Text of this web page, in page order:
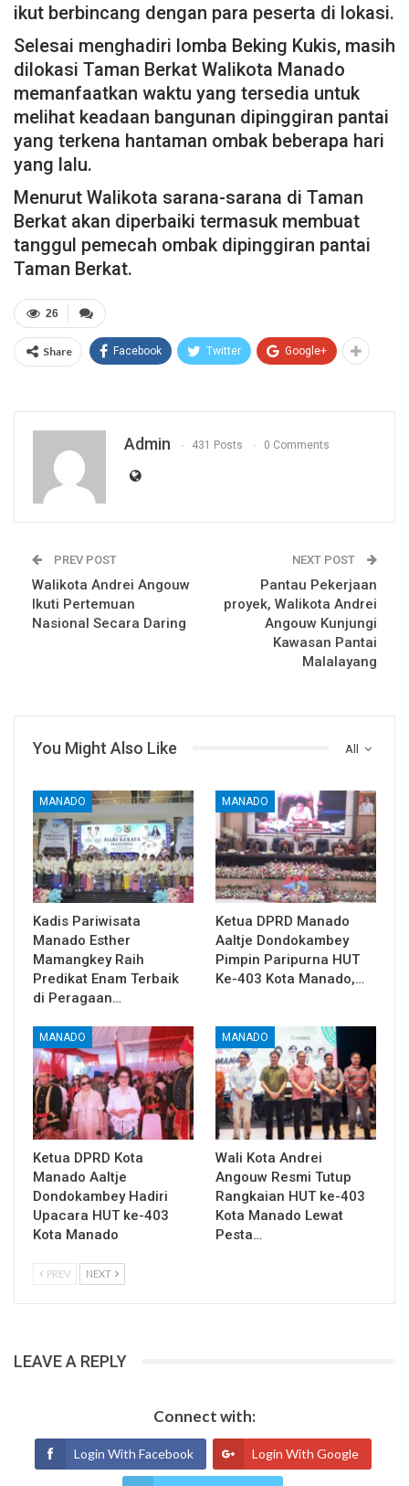
ikut berbincang dengan para peserta di lokasi.
Selesai menghadiri lomba Beking Kukis, masih
dilokasi Taman Berkat Walikota Manado
memanfaatkan waktu yang tersedia untuk
melihat keadaan bangunan dipinggiran pantai
yang terkena hantaman ombak beberapa hari
yang lalu.
Menurut Walikota sarana-sarana di Taman
Berkat akan diperbaiki termasuk membuat
tanggul pemecah ombak dipinggiran pantai
Taman Berkat.
26
Share Facebook Twitter Google+
Admin 431 Posts 0 Comments
PREV POST
Walikota Andrei Angouw
Ikuti Pertemuan
Nasional Secara Daring
NEXT POST
Pantau Pekerjaan
proyek, Walikota Andrei
Angouw Kunjungi
Kawasan Pantai
Malalayang
All
You Might Also Like
MANADO
Kadis Pariwisata
Manado Esther
Mamangkey Raih
Predikat Enam Terbaik
di Peragaan…
MANADO
Ketua DPRD Manado
Aaltje Dondokambey
Pimpin Paripurna HUT
Ke-403 Kota Manado,…
MANADO
Ketua DPRD Kota
Manado Aaltje
Dondokambey Hadiri
Upacara HUT ke-403
Kota Manado
MANADO
Wali Kota Andrei
Angouw Resmi Tutup
Rangkaian HUT ke-403
Kota Manado Lewat
Pesta…
PREV NEXT
LEAVE A REPLY
Connect with:
Login With Facebook Login With Google